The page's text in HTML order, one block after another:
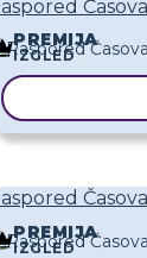
PREMIJA
IZGLED
PREMIJA
IZGLED